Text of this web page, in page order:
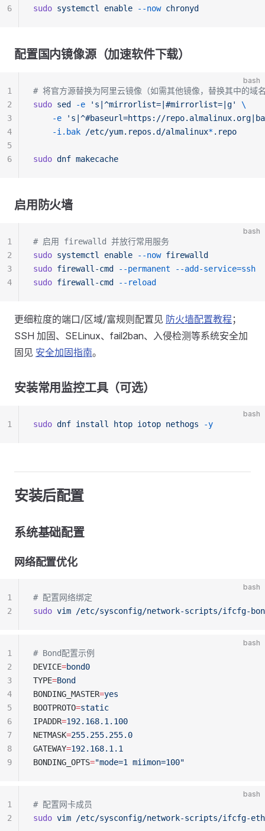
sudo systemctl enable --now chronyd
6
配置国内镜像源（加速软件下载）
bash
# 将官方源替换为阿里云镜像（如需其他镜像，替换其中的域
sudo sed -e 's|^mirrorlist=|#mirrorlist=|g'
\
    -e
's|^#baseurl=https://
    -i.bak
/etc/yum.repos.d/almalinux*.repo
sudo dnf makecache
1
2
3
4
5
6
启用防火墙
bash
# 启用 firewalld 并放行常用服务
sudo systemctl enable --now firewalld
sudo firewall-cmd --permanent --add-service=ssh
sudo firewall-cmd --reload
1
2
3
4
更细粒度的端口/区域/富规则配置见 防火墙配置教程 ；
SSH 加固、SELinux、fail2ban、入侵检测等系统安全加
固见 安全加固指南。
安装常用监控工具（可选）
bash
sudo dnf install htop iotop nethogs -y
1
安装后配置
系统基础配置
网络配置优化
bash
# 配置网络绑定
sudo vim /etc/sysconfig/network-scripts/ifcfg-
1
2
bash
# Bond配置示例
DEVICE=bond0
TYPE=Bond
BONDING_MASTER=yes
BOOTPROTO=static
IPADDR=192.168.1.100
NETMASK=255.255.255.0
GATEWAY=192.168.1.1
BONDING_OPTS="mode=1 miimon=100"
1
2
3
4
5
6
7
8
9
bash
# 配置网卡成员
sudo vim /etc/sysconfig/network-scripts/ifcfg-
1
2